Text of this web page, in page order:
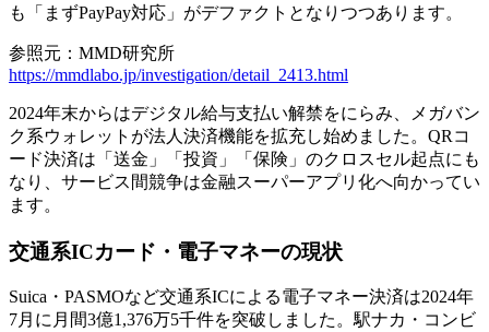
も「まずPayPay対応」がデファクトとなりつつあります。
参照元：MMD研究所
https://mmdlabo.jp/investigation/detail_2413.html
2024年末からはデジタル給与支払い解禁をにらみ、メガバン
ク系ウォレットが法人決済機能を拡充し始めました。QRコ
ード決済は「送金」「投資」「保険」のクロスセル起点にも
なり、サービス間競争は金融スーパーアプリ化へ向かってい
ます。
交通系ICカード・電子マネーの現状
Suica・PASMOなど交通系ICによる電子マネー決済は2024年
7月に月間3億1,376万5千件を突破 しました。駅ナカ・コンビ